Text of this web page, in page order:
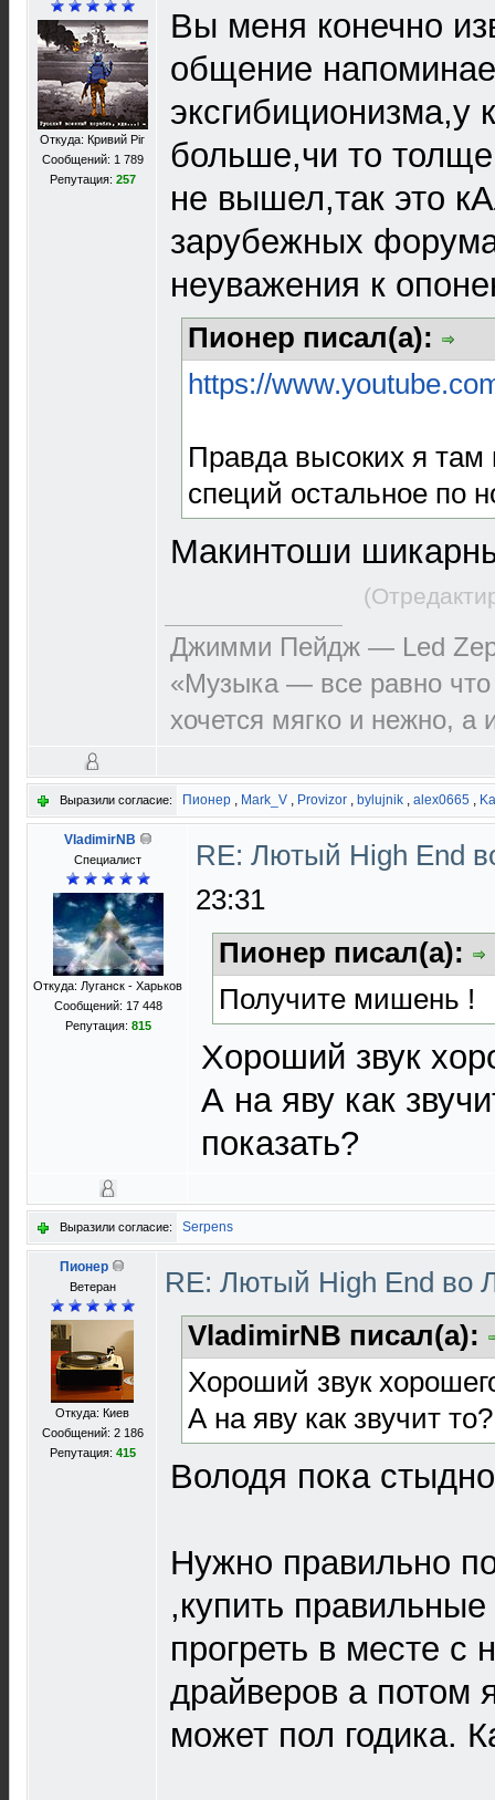
Откуда: Кривий Рiг
Сообщений: 1 789
Репутация: 257
Вы меня конечно
общение
эксгибиционизма,у
больше,чи то
не вышел,так это
зарубежных
неуважения к
Пионер писал(а):
https://
Правда высоких я там
специй остальное по
Макинтоши
Джимми Пейдж — Led
«Музыка — все равно
хочется мягко и нежно, а
Выразили согласие: Пионер , Mark_V , Provizor , bylujnik , alex0665 ,
VladimirNB
Специалист
Откуда: Луганск - Харьков
Сообщений: 17 448
Репутация: 815
RE: Лютый High End
23:31
Пионер писал(а):
Получите мишень !
Хороший звук
А на яву как
показать?
Выразили согласие: Serpens
Пионер
Ветеран
Откуда: Киев
Сообщений: 2 186
Репутация: 415
RE: Лютый High End во
VladimirNB писал(а):
Хороший звук
А на яву как звучит
Володя пока
Нужно правильно
,купить
прогреть в месте
драйверов а потом
может пол годика.